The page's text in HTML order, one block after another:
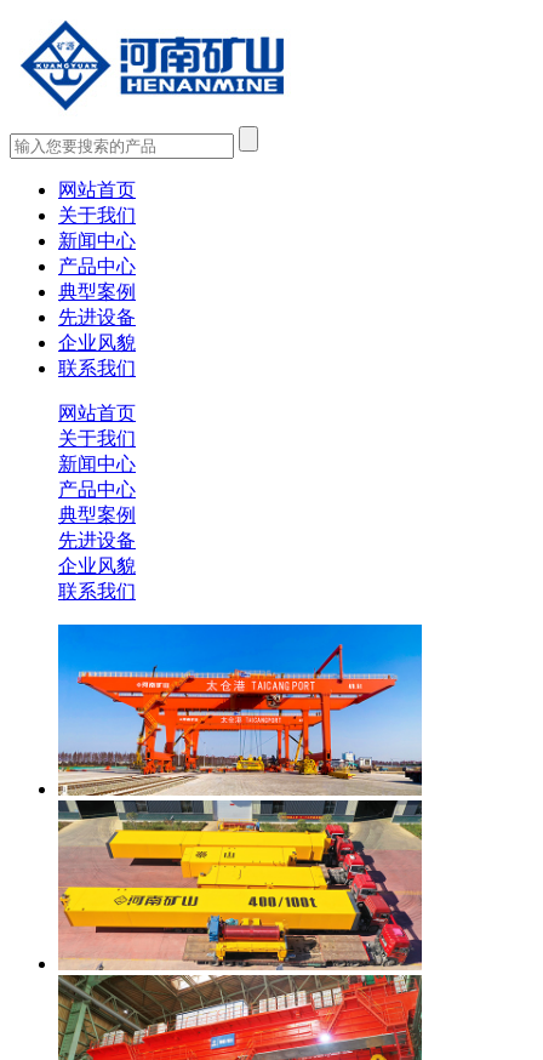
网站首页
关于我们
新闻中心
产品中心
典型案例
先进设备
企业风貌
联系我们
网站首页
关于我们
新闻中心
产品中心
典型案例
先进设备
企业风貌
联系我们